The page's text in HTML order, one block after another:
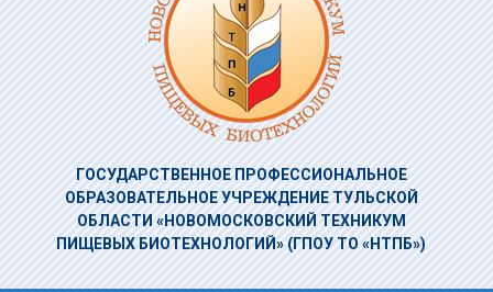
ГОСУДАРСТВЕННОЕ ПРОФЕССИОНАЛЬНОЕ
ОБРАЗОВАТЕЛЬНОЕ УЧРЕЖДЕНИЕТУЛЬСКОЙ
ОБЛАСТИ «НОВОМОСКОВСКИЙ ТЕХНИКУМ
ПИЩЕВЫХ БИОТЕХНОЛОГИЙ» (ГПОУ ТО «НТПБ»)